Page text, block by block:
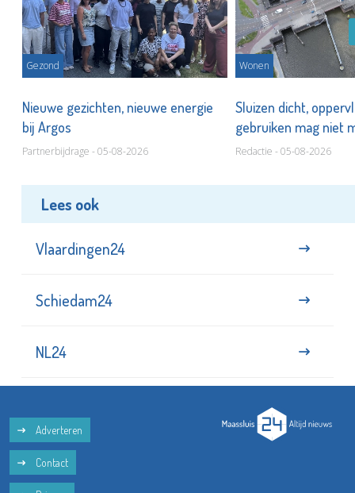
Gezond
Nieuwe gezichten, nieuwe energie
bij Argos
Partnerbijdrage - 05-08-2026
Wonen
Sluizen dicht,
gebruiken mag niet
Redactie - 05-08-2026
Lees ook
Vlaardingen24
Schiedam24
NL24
Adverteren
Contact